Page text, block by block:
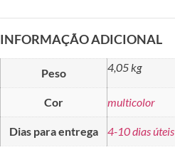
INFORMAÇÃO ADICIONAL
Peso 4,05 kg
Cor multicolor
Dias para entrega 4-10 dias úteis